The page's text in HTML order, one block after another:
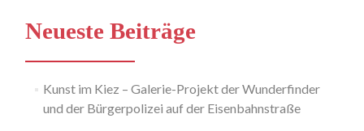
Neueste Beiträge
Kunst im Kiez – Galerie-Projekt der Wunderfinder
und der Bürgerpolizei auf der Eisenbahnstraße